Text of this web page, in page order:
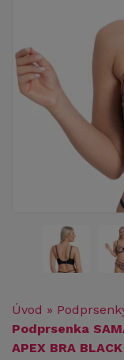
Úvod »
Podprsenka
APEX BRA BLACK